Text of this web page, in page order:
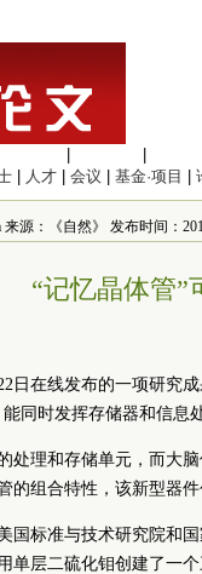
人才 会议 基金·项目
来源：《自然》 发布时间：
“记忆晶体管”
日在线发布的一项研究
同时发挥存储器和信息
处理和存储单元，而大
的组合特性，该新型器
国标准与技术研究院和
单层二硫化钼创建了一